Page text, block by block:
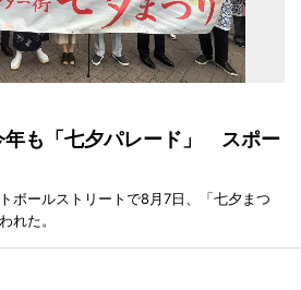
年も「七夕パレード」 スポー
ボールストリートで8月7日、「七夕まつ
れた。